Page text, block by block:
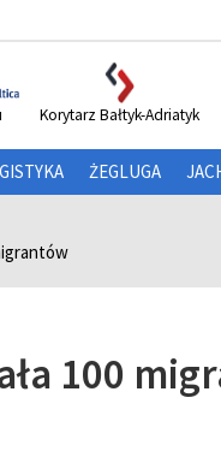
Korytarz Bałtyk-Adriatyk
ŻEGLUGA
100